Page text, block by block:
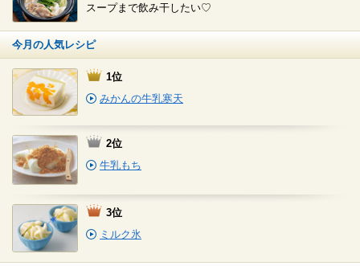
スープまで飲み干したい♡
今月の人気レシピ
1位
みかんの牛乳寒天
2位
牛乳もち
3位
ミルク氷